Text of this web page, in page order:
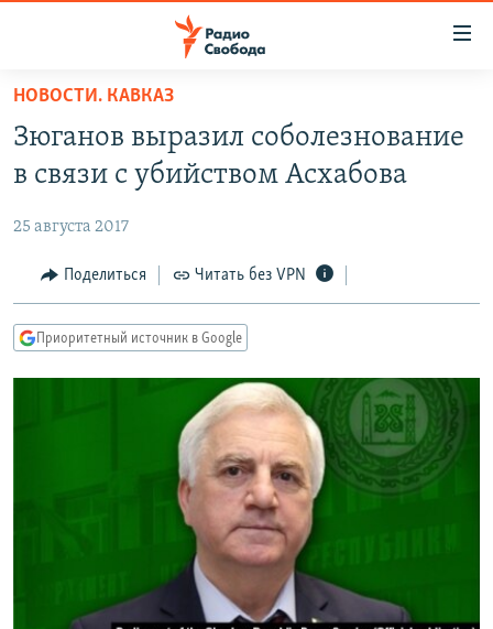
упрощенного
доступа
основному
Вернутся
главной
навигации
Вернутся
АВТОРСКИЕ ПРОЕКТЫ
ЦИТАТЫ СВОБОДЫ
МНЕНИЯ
IDEL.РЕАЛИИ
СИБИРЬ.РЕАЛИИ
РАСПИСАНИЕ ВЕЩАНИЯ
ПОДПИШИТЕСЬ НА РАССЫЛКУ
СОЦИАЛЬНЫЕ СЕТИ
НОВОСТИ. КАВКАЗ
Зюганов выразил соболезнование
в связи с убийством Асхабова
25 августа 2017
Поделиться Читать без VPN
Приоритетный источник в Google